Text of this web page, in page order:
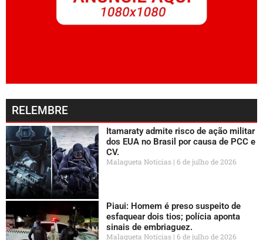
RELEMBRE
Itamaraty admite risco de ação militar
dos EUA no Brasil por causa de PCC e
CV.
Malagueta Notícias 6 de julho de 2026
Piaui: Homem é preso suspeito de
esfaquear dois tios; polícia aponta
sinais de embriaguez.
Malagueta Notícias 6 de julho de 2026